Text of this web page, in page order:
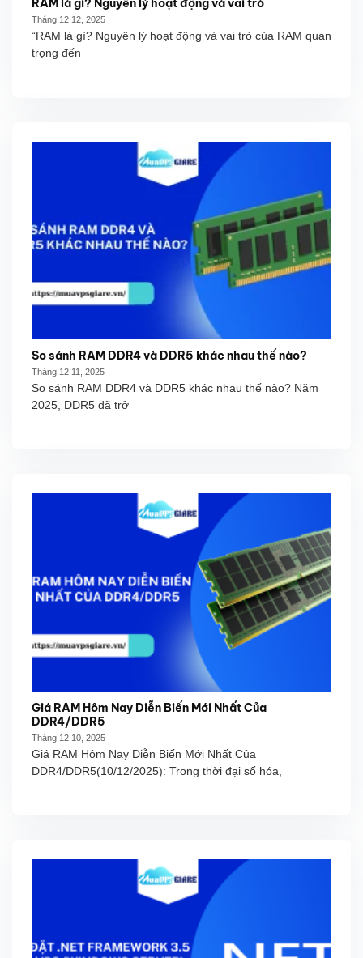
RAM là gì? Nguyên lý hoạt động và vai trò
Tháng 12 12, 2025
“RAM là gì? Nguyên lý hoạt động và vai trò của RAM quan
trọng đến
So sánh RAM DDR4 và DDR5 khác nhau thế nào?
Tháng 12 11, 2025
So sánh RAM DDR4 và DDR5 khác nhau thế nào? Năm
2025, DDR5 đã trở
Giá RAM Hôm Nay Diễn Biến Mới Nhất Của
DDR4/DDR5
Tháng 12 10, 2025
Giá RAM Hôm Nay Diễn Biến Mới Nhất Của
DDR4/DDR5(10/12/2025): Trong thời đại số hóa,